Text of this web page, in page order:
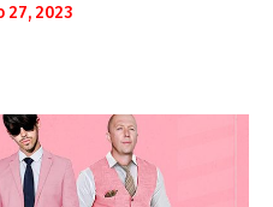
27, 2023